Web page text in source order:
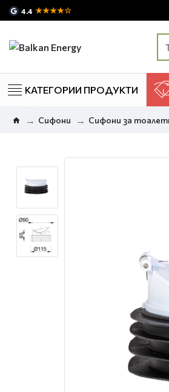
4.4 ★★★★☆
КАТЕГОРИИ ПРОДУКТИ
Сифони Сифони за